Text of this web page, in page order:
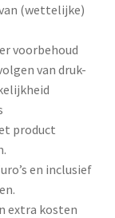
(wettelijke)
voorbehoud
van druk-
product
en inclusief
extra kosten